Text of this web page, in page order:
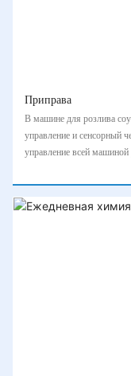
Приправа
В машине для розлива
управление и сенсорный
управление всей